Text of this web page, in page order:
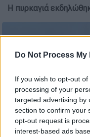
Do Not Process
If you wish to opt-out
processing of your
targeted advertising by
section to confirm your
opt-out request is
interest-based ads
Η πυρκαγιά